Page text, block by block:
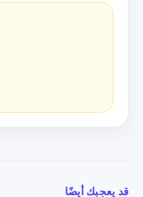
قد يعجبك أيضًا